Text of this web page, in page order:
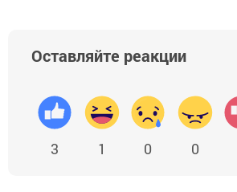
Оставляйте реакции
3 1 0 0